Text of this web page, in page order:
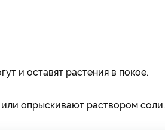
и оставят растения в покое.
опрыскивают раствором соли.